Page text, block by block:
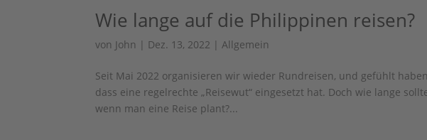
Wie lange auf die Philippinen reisen?
von John | Dez. 13, 2022 |Allgemein
Seit Mai 2022 organisieren wir wieder Rundreisen, und gefühlt
dass eine regelrechte „Reisewut“ eingesetzt hat. Doch wie lange
wenn man eine Reise plant?...